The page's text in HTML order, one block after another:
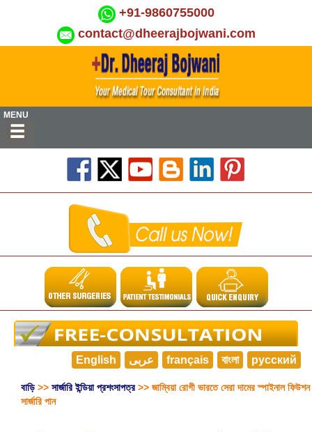
+91-9860755000
contact@dheerajbojwani.com
MENU
English عربى français বাংলা русский
বাড়ি>> সার্জারি ইন্ডিয়া প্রশংসাপত্র>> জাম্বিয়া রোগী ভারতে সেরা দামের স্পাইনাল ফিউশন
সার্জারি পান